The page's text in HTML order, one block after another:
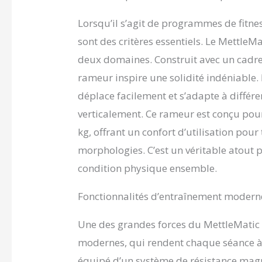
design
dans
fiabilité à
jusqu'à
les bras,
une
- Par
d'eau, ce
Le
répondre
Lorsqu’il s’agit de programmes de
sont des critères essentiels. Le
deux domaines. Construit avec un
rameur inspire une solidité
déplace facilement et s’adapte à
verticalement. Ce rameur est conçu
kg, offrant un confort d’utilisation
morphologies. C’est un véritable
condition physique ensemble.
Fonctionnalités d’entraînement
Une des grandes forces du
modernes, qui rendent chaque